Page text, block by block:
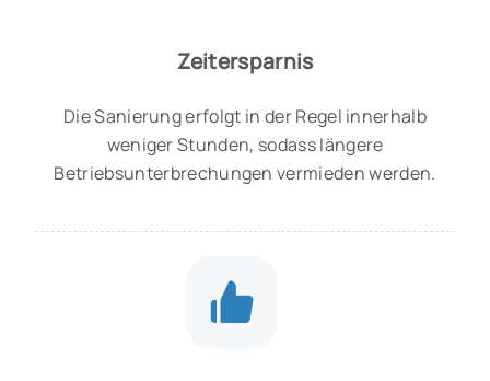
Zeitersparnis
Die Sanierung erfolgt in der Regel innerhalb
weniger Stunden, sodass längere
Betriebsunterbrechungen vermieden werden.